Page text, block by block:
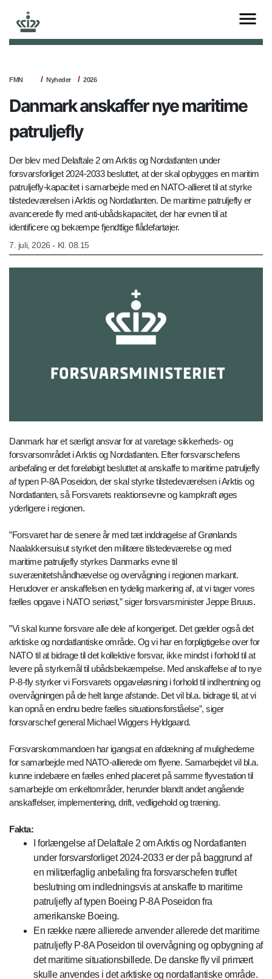
FMN Nyheder 2026
Danmark anskaffer nye maritime
patruljefly
Der blev med Delaftale 2 om Arktis og Nordatlanten under
forsvarsforliget 2024-2033 besluttet, at der skal opbygges en maritim
patruljefly-kapacitet i samarbejde med en NATO-allieret til at styrke
tilstedeværelsen i Arktis og Nordatlanten. De maritime patruljefly er
avancerede fly med anti-ubådskapacitet, der har evnen til at
identificere og bekæmpe fjendtlige flådefartøjer.
7. juli, 2026 - Kl. 08.15
Danmark har et særligt ansvar for at varetage sikkerheds- og
forsvarsområdet i Arktis og Nordatlanten. Efter forsvarschefens
anbefaling er det foreløbigt besluttet at anskaffe to maritime patruljefly
af typen P-8A Poseidon, der skal styrke tilstedeværelsen i Arktis og
Nordatlanten, så Forsvarets reaktionsevne og kampkraft øges
yderligere i regionen.
”Forsvaret har de senere år med tæt inddragelse af Grønlands
Naalakkersuisut styrket den militære tilstedeværelse og med
maritime patruljefly styrkes Danmarks evne til
suverænitetshåndhævelse og overvågning i regionen markant.
Herudover er anskaffelsen en tydelig markering af, at vi tager vores
fælles opgave i NATO seriøst,” siger forsvarsminister Jeppe Bruus.
”Vi skal kunne forsvare alle dele af kongeriget. Det gælder også det
arktiske og nordatlantiske område. Og vi har en forpligtigelse over for
NATO til at bidrage til det kollektive forsvar, ikke mindst i forhold til at
levere på styrkemål til ubådsbekæmpelse. Med anskaffelse af to nye
P-8-fly styrker vi Forsvarets opgaveløsning i forhold til indhentning og
overvågningen på de helt lange afstande. Det vil bl.a. bidrage til, at vi
kan opnå en endnu bedre fælles situationsforståelse”, siger
forsvarschef general Michael Wiggers Hyldgaard.
Forsvarskommandoen har igangsat en afdækning af mulighederne
for samarbejde med NATO-allierede om flyene. Samarbejdet vil bl.a.
kunne indebære en fælles enhed placeret på samme flyvestation til
samarbejde om enkeltområder, herunder blandt andet angående
anskaffelser, implementering, drift, vedligehold og træning.
Fakta:
I forlængelse af Delaftale 2 om Arktis og Nordatlanten
under forsvarsforliget 2024-2033 er der på baggrund af
en militærfaglig anbefaling fra forsvarschefen truffet
beslutning om indledningsvis at anskaffe to maritime
patruljefly af typen Boeing P-8A Poseidon fra
amerikanske Boeing.
En række nære allierede anvender allerede det maritime
patruljefly P-8A Poseidon til overvågning og opbygning af
det maritime situationsbillede. De danske fly vil primært
skulle anvendes i det arktiske og nordatlantiske område.